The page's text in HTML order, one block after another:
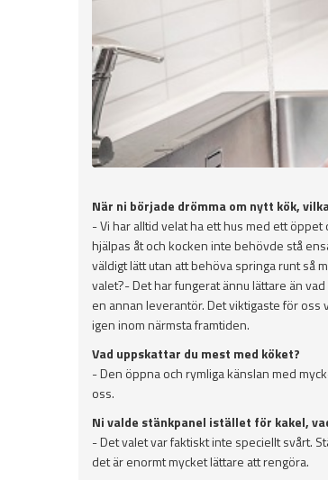
När ni började drömma om nytt kök,
- Vi har alltid velat ha ett hus med ett
hjälpas åt och kocken inte behövde stå
väldigt lätt utan att behöva springa runt så
valet?- Det har fungerat ännu lättare än
en annan leverantör. Det viktigaste för
igen inom närmsta framtiden.
Vad uppskattar du mest med köket?
- Den öppna och rymliga känslan med
oss.
Ni valde stänkpanel istället för kakel,
- Det valet var faktiskt inte speciellt svårt.
det är enormt mycket lättare att rengöra.